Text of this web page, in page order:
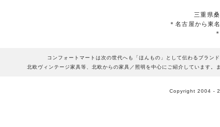
三重県
＊名古屋から東
コンフォートマートは次の世代へも「ほんもの」として伝わるブラン
北欧ヴィンテージ家具等、北欧からの家具／照明を中心にご紹介しています
Copyright 2004 -